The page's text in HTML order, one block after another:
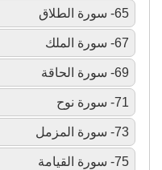
65- سورة الطلاق
67- سورة الملك
69- سورة الحاقة
71- سورة نوح
73- سورة المزمل
75- سورة القيامة